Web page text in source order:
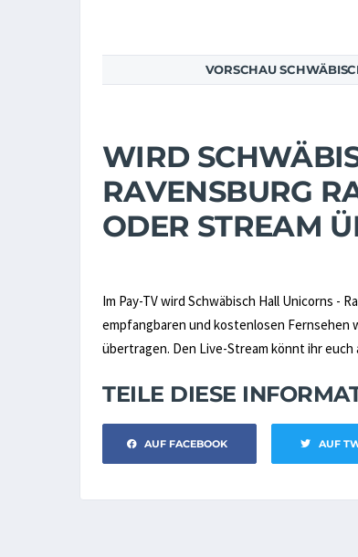
VORSCHAU
WIRD
RAVENSBURG
ODER STREAM
Im Pay-TV wird Schwäbisch Hall Unicorns -
empfangbaren und kostenlosen Fernsehen
übertragen. Den Live-Stream könnt ihr euch
TEILE DIESE
AUF FACEBOOK AUF